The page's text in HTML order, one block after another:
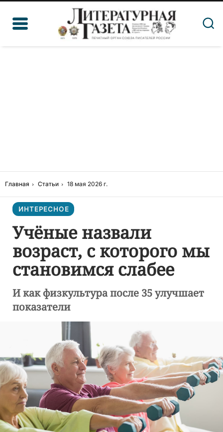
Главная Статьи 18 мая 2026 г.
ИНТЕРЕСНОЕ
Учёные назвали
возраст, с которого мы
становимся слабее
И как физкультура после 35 улучшает
показатели